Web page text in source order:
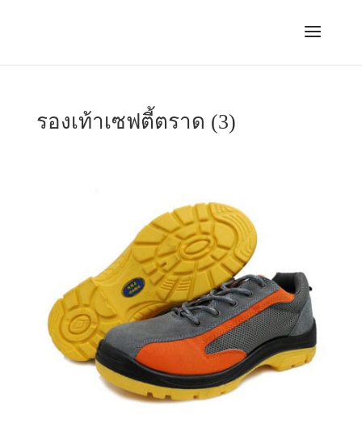
รองเท้าเซฟตี้ตราด (3)